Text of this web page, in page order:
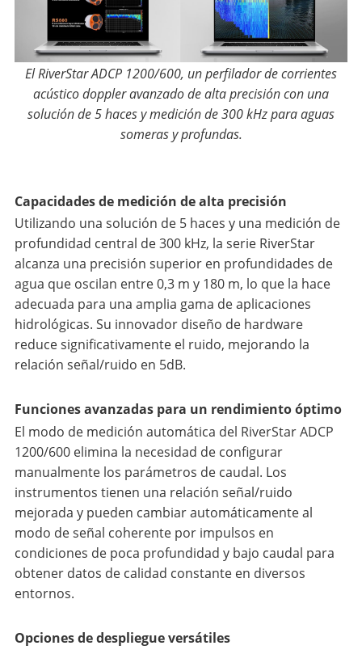
El RiverStar ADCP 1200/600, un perfilador de corrientes
acústico doppler avanzado de alta precisión con una
solución de 5 haces y medición de 300 kHz para aguas
someras y profundas.
Capacidades de medición de alta precisión
Utilizando una solución de 5 haces y una medición de
profundidad central de 300 kHz, la serie RiverStar
alcanza una precisión superior en profundidades de
agua que oscilan entre 0,3 m y 180 m, lo que la hace
adecuada para una amplia gama de aplicaciones
hidrológicas. Su innovador diseño de hardware
reduce significativamente el ruido, mejorando la
relación señal/ruido en 5dB.
Funciones avanzadas para un rendimiento óptimo
El modo de medición automática del RiverStar ADCP
1200/600 elimina la necesidad de configurar
manualmente los parámetros de caudal. Los
instrumentos tienen una relación señal/ruido
mejorada y pueden cambiar automáticamente al
modo de señal coherente por impulsos en
condiciones de poca profundidad y bajo caudal para
obtener datos de calidad constante en diversos
entornos.
Opciones de despliegue versátiles